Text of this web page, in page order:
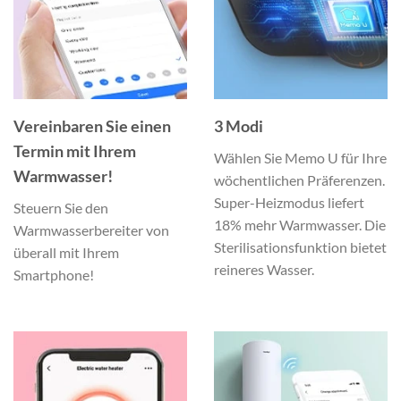
Vereinbaren Sie einen
Termin mit Ihrem
Warmwasser!
Steuern Sie den
Warmwasserbereiter von
überall mit Ihrem
Smartphone!
3 Modi
Wählen Sie Memo U für Ihre
wöchentlichen Präferenzen.
Super-Heizmodus liefert
18% mehr Warmwasser. Die
Sterilisationsfunktion bietet
reineres Wasser.